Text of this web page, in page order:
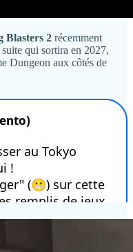
Blasters 2 récemment
qui sortira en 2027,
Dungeon aux côtés de